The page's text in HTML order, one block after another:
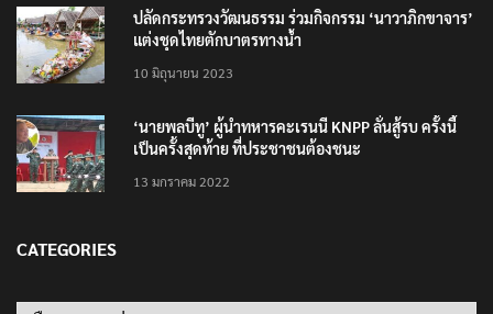
25 มิถุนายน 2022
ปลัดกระทรวงวัฒนธรรม ร่วมกิจกรรม ‘นาวาภิกขาจาร’
แต่งชุดไทยตักบาตรทางน้ำ
10 มิถุนายน 2023